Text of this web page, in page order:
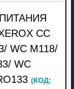
CC
WC M118/
WC
(КОД: